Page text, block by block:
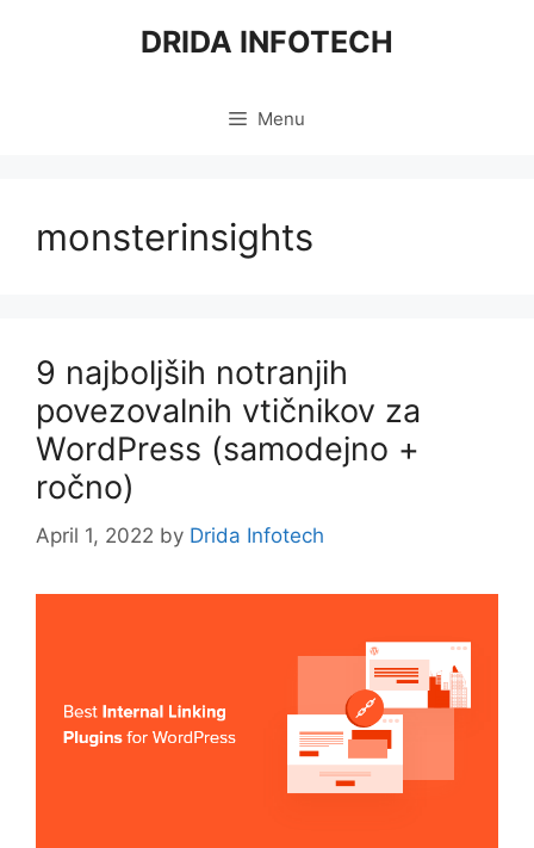
DRIDA INFOTECH
Menu
monsterinsights
9 najboljših notranjih
povezovalnih vtičnikov za
WordPress (samodejno +
ročno)
April 1, 2022 by Drida Infotech